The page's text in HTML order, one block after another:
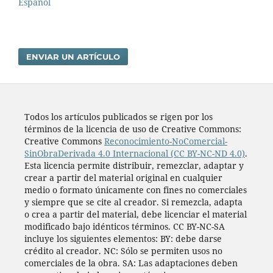
ENVIAR UN ARTÍCULO
Todos los artí­culos publicados se rigen por los
términos de la licencia de uso de Creative Commons:
Creative Commons Reconocimiento-NoComercial-
SinObraDerivada 4.0 Internacional (CC BY-NC-ND 4.0).
Esta licencia permite distribuir, remezclar, adaptar y
crear a partir del material original en cualquier
medio o formato únicamente con fines no comerciales
y siempre que se cite al creador. Si remezcla, adapta
o crea a partir del material, debe licenciar el material
modificado bajo idénticos términos. CC BY-NC-SA
incluye los siguientes elementos: BY: debe darse
crédito al creador. NC: Sólo se permiten usos no
comerciales de la obra. SA: Las adaptaciones deben